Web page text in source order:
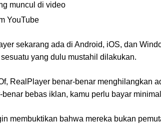
muncul di video
YouTube
sekarang ada di Android, iOS, dan
yang dulu mustahil dilakukan.
RealPlayer benar-benar menghilangkan
bebas iklan, kamu perlu bayar
membuktikan bahwa mereka bukan